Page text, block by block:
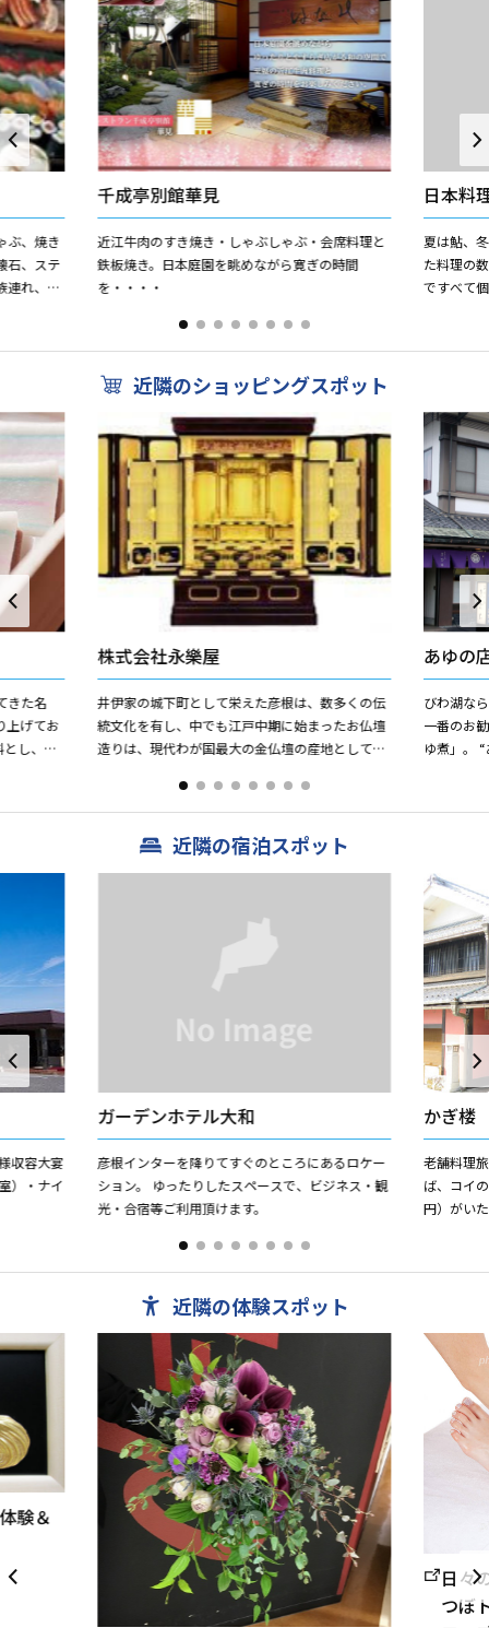
ぶ、焼き
石、ステ
連れ、団
千成亭別館華見
近江牛肉のすき焼き・しゃぶしゃぶ・会席料理と
鉄板焼き。日本庭園を眺めながら寛ぎの時間
を・・・・
日本料
夏は鮎、
た料理の
ですべて
近隣のショッピングスポット
きた名
上げてお
し、ほ
株式会社永樂屋
井伊家の城下町として栄えた彦根は、数多くの伝
統文化を有し、中でも江戸中期に始まったお仏壇
造りは、現代わが国最大の金仏壇の産地として高
の創業以来、この伝統...
あゆの
びわ湖な
一番のお
ゆ煮」。
近隣の宿泊スポット
収容大宴
）・ナイ
ガーデンホテル大和
彦根インターを降りてすぐのところにあるロケー
ション。 ゆったりしたスペースで、ビジネス・観
光・合宿等ご利用頂けます。
かぎ楼
老舗料理
ば、コイ
円）がい
近隣の体験スポット
験＆
日々
つぼ